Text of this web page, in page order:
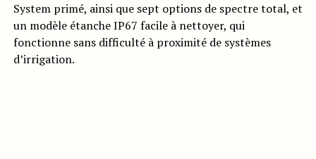
System primé, ainsi que sept options de spectre total, et
un modèle étanche IP67 facile à nettoyer, qui
fonctionne sans difficulté à proximité de systèmes
d’irrigation.